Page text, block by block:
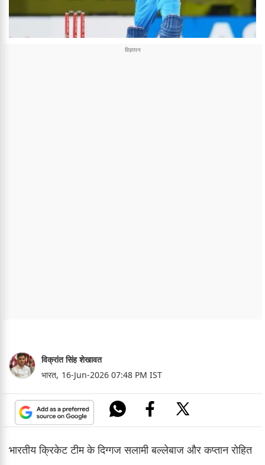
विक्रांत सिंह शेखावत
भारत, 16-Jun-2026 07:48 PM IST
भारतीय क्रिकेट टीम के दिग्गज सलामी बल्लेबाज और कप्तान रोहित